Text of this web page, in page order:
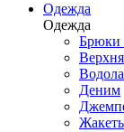
Одежда
Одежда
Брюки
Деним